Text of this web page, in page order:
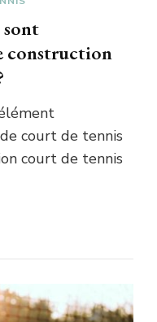
sont
construction
court de tennis
court de tennis